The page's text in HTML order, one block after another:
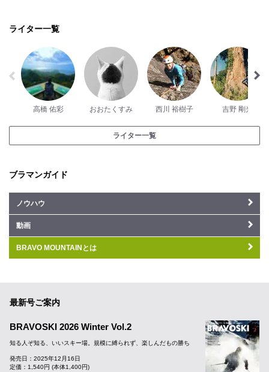
ライター一覧
高橋 佑彩 おおたくすみ 西川 裕樹子 吉野 剛光
ライター一覧
ブラマンガイド
ノウハウ
動画
BRAVO MOUNTAINとは
最新号ご案内
BRAVOSKI 2026 Winter Vol.2
知る人ぞ知る、いいスキー場。規模に縛られず、楽しんだもの勝ち
発売日：2025年12月16日
定価：1,540円 (本体1,400円)